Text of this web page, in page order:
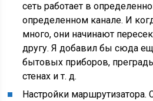
сеть работает в
определенном канале. И
много, они начинают
другу. Я добавил бы сюда
бытовых приборов,
стенах и т. д.
Настройки